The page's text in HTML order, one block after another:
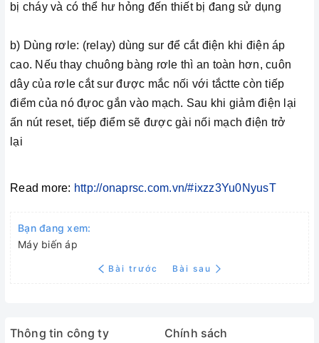
bị cháy và có thể hư hỏng đến thiết bị đang sử dụng
b) Dùng rơle: (relay) dùng sur để cắt điện khi điện áp
cao. Nếu thay chuông bàng rơle thì an toàn hơn, cuôn
dây của rơle cắt sur được mắc nối với tắctte còn tiếp
điểm của nó đựoc gắn vào mạch. Sau khi giảm điện lại
ấn nút reset, tiếp điểm sẽ được gài nối mạch điện trở
lại
Read more: http://onaprsc.com.vn/#ixzz3Yu0NyusT
Bạn đang xem:
Máy biến áp
Bài trước Bài sau
Thông tin công ty Chính sách